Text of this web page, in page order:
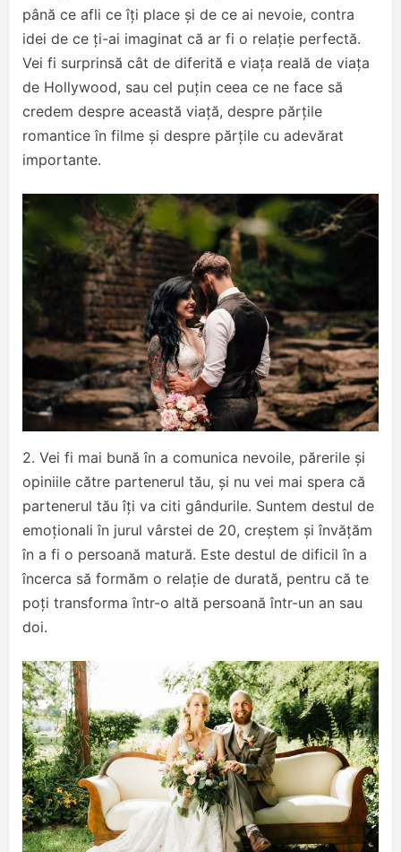
până ce afli ce îți place și de ce ai nevoie, contra
idei de ce ți-ai imaginat că ar fi o relație perfectă.
Vei fi surprinsă cât de diferită e viața reală de viața
de Hollywood, sau cel puțin ceea ce ne face să
credem despre această viață, despre părțile
romantice în filme și despre părțile cu adevărat
importante.
2. Vei fi mai bună în a comunica nevoile, părerile și
opiniile către partenerul tău, și nu vei mai spera că
partenerul tău îți va citi gândurile. Suntem destul de
emoționali în jurul vârstei de 20, creștem și învățăm
în a fi o persoană matură. Este destul de dificil în a
încerca să formăm o relație de durată, pentru că te
poți transforma într-o altă persoană într-un an sau
doi.